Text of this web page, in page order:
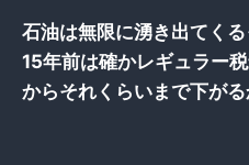
石油は無限に湧き出てく
15年前は確かレギュラー
からそれくらいまで下が